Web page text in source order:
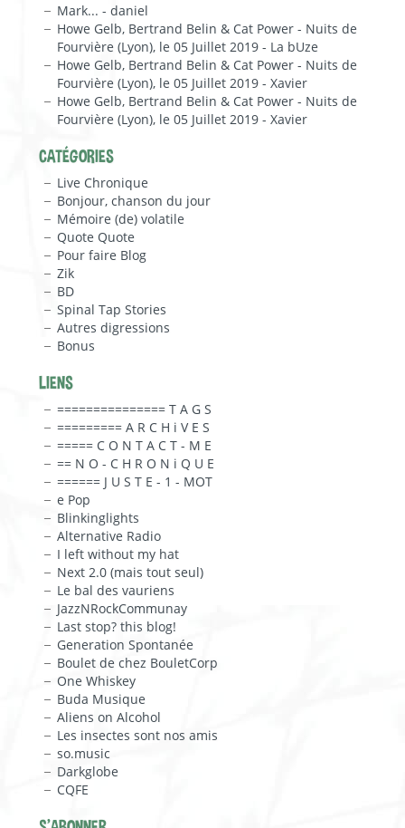
Mark... - daniel
Howe Gelb, Bertrand Belin & Cat Power - Nuits de
Fourvière (Lyon), le 05 Juillet 2019 - La bUze
Howe Gelb, Bertrand Belin & Cat Power - Nuits de
Fourvière (Lyon), le 05 Juillet 2019 - Xavier
Howe Gelb, Bertrand Belin & Cat Power - Nuits de
Fourvière (Lyon), le 05 Juillet 2019 - Xavier
CATÉGORIES
Live Chronique
Bonjour, chanson du jour
Mémoire (de) volatile
Quote Quote
Pour faire Blog
Zik
BD
Spinal Tap Stories
Autres digressions
Bonus
LIENS
=============== T A G S
========= A R C H i V E S
===== C O N T A C T - M E
== N O - C H R O N i Q U E
====== J U S T E - 1 - MOT
e Pop
Blinkinglights
Alternative Radio
I left without my hat
Next 2.0 (mais tout seul)
Le bal des vauriens
JazzNRockCommunay
Last stop? this blog!
Generation Spontanée
Boulet de chez BouletCorp
One Whiskey
Buda Musique
Aliens on Alcohol
Les insectes sont nos amis
so.music
Darkglobe
CQFE